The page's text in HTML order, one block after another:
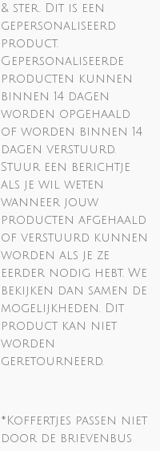
& ster. Dit is een
gepersonaliseerd
product.
Gepersonaliseerde
producten kunnen
binnen 14 dagen
worden opgehaald
of worden binnen 14
dagen verstuurd.
Stuur een berichtje
als je wil weten
wanneer jouw
producten afgehaald
of verstuurd kunnen
worden als je ze
eerder nodig hebt. We
bekijken dan samen de
mogelijkheden. Dit
product kan niet
worden
geretourneerd.
*Koffertjes passen niet
door de brievenbus